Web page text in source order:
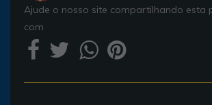
Ajude o nosso site compartilhando esta
com